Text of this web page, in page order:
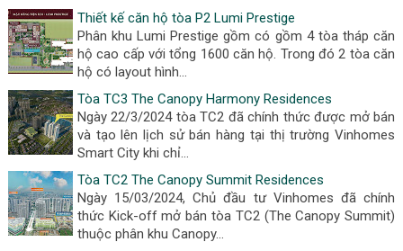
Thiết kế căn hộ tòa P2 Lumi Prestige
Phân khu Lumi Prestige gồm có gồm 4 tòa tháp căn
hộ cao cấp với tổng 1600 căn hộ. Trong đó 2 tòa căn
hộ có layout hình...
Tòa TC3 The Canopy Harmony Residences
Ngày 22/3/2024 tòa TC2 đã chính thức được mở bán
và tạo lên lịch sử bán hàng tại thị trường Vinhomes
Smart City khi chỉ...
Tòa TC2 The Canopy Summit Residences
Ngày 15/03/2024, Chủ đầu tư Vinhomes đã chính
thức Kick-off mở bán tòa TC2 (The Canopy Summit)
thuộc phân khu Canopy...